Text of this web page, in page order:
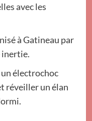
avec les
à Gatineau par
inertie.
électrochoc
réveiller un élan